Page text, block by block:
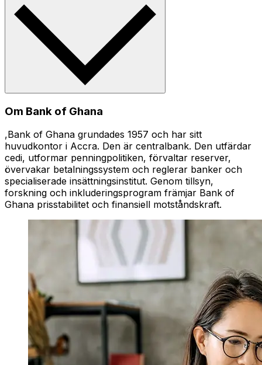
Om Bank of Ghana
,Bank of Ghana grundades 1957 och har sitt
huvudkontor i Accra. Den är centralbank. Den utfärdar
cedi, utformar penningpolitiken, förvaltar reserver,
övervakar betalningssystem och reglerar banker och
specialiserade insättningsinstitut. Genom tillsyn,
forskning och inkluderingsprogram främjar Bank of
Ghana prisstabilitet och finansiell motståndskraft.